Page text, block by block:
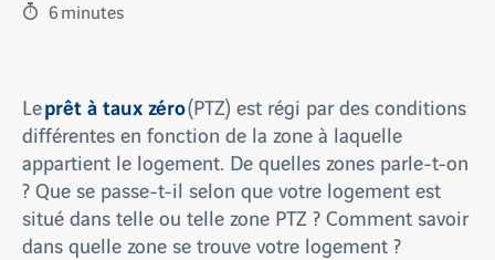
6minutes
Leprêt à taux zéro(PTZ) est régi par des conditions
différentes en fonction de la zone à laquelle
appartient le logement. De quelles zones parle-t-on
? Que se passe-t-il selon que votre logement est
situé dans telle ou telle zone PTZ ? Comment savoir
dans quelle zone se trouve votre logement ?